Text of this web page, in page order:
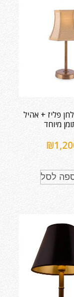
פליז + אהיל
מיוחד
₪
לסל